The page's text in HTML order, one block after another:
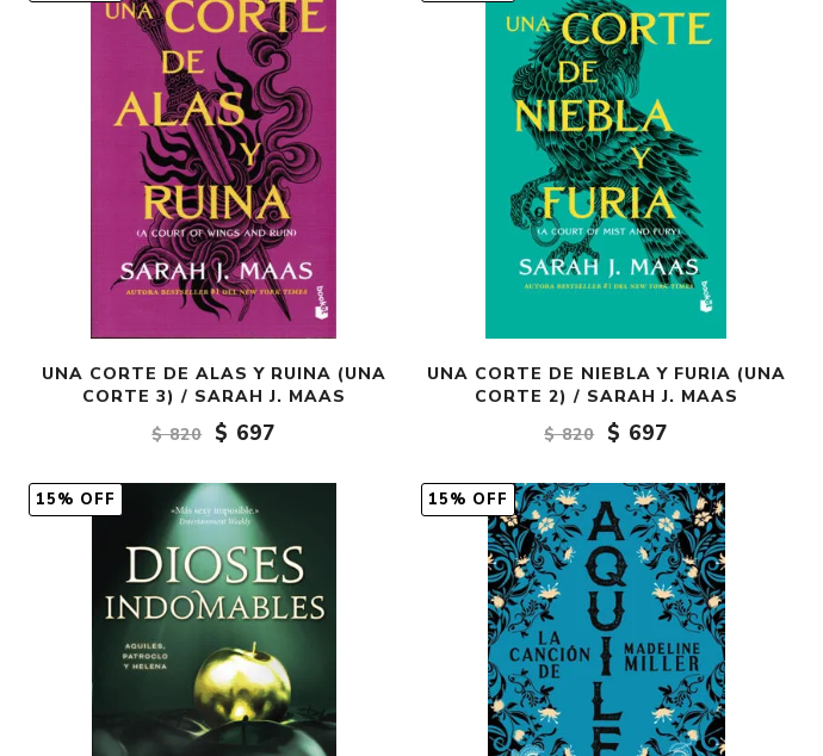
UNA CORTE DE ALAS Y RUINA (UNA
CORTE 3) / SARAH J. MAAS
$ 820
$ 697
UNA CORTE DE NIEBLA Y FURIA (UNA
CORTE 2) / SARAH J. MAAS
$ 820
$ 697
15% OFF 15% OFF